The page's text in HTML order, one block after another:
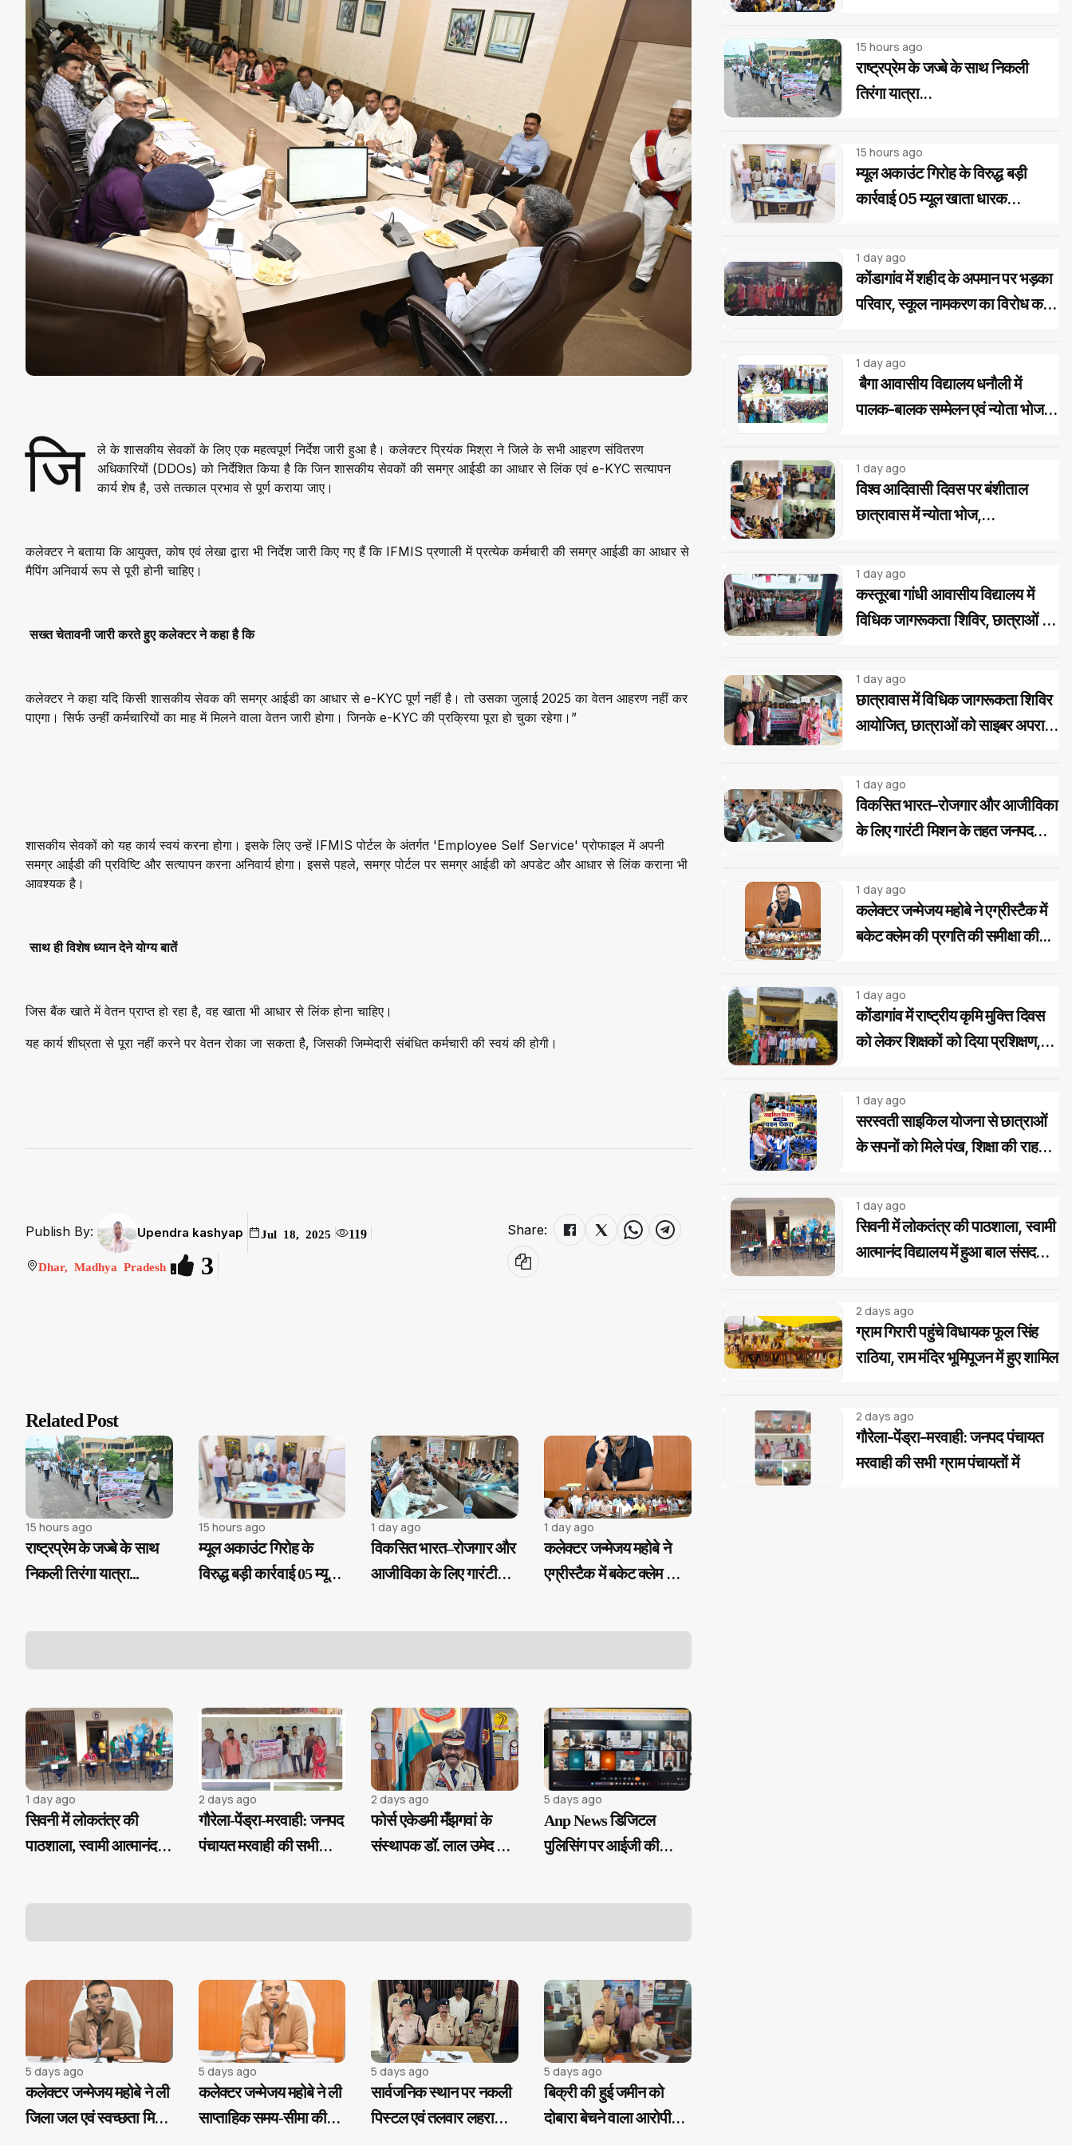
जि
ले के शासकीय सेवकों के लिए एक महत्वपूर्ण निर्देश जारी हुआ है। कलेक्टर प्रियंक मिश्रा ने जिले के सभी आहरण संवितरण
अधिकारियों (DDOs) को निर्देशित किया है कि जिन शासकीय सेवकों की समग्र आईडी का आधार से लिंक एवं e-KYC सत्यापन
कार्य शेष है, उसे तत्काल प्रभाव से पूर्ण कराया जाए।
कलेक्टर ने बताया कि आयुक्त, कोष एवं लेखा द्वारा भी निर्देश जारी किए गए हैं कि IFMIS प्रणाली में प्रत्येक कर्मचारी की समग्र आईडी का आधार से
मैपिंग अनिवार्य रूप से पूरी होनी चाहिए।
सख्त चेतावनी जारी करते हुए कलेक्टर ने कहा है कि
कलेक्टर ने कहा यदि किसी शासकीय सेवक की समग्र आईडी का आधार से e-KYC पूर्ण नहीं है। तो उसका जुलाई 2025 का वेतन आहरण नहीं कर
पाएगा। सिर्फ उन्हीं कर्मचारियों का माह में मिलने वाला वेतन जारी होगा। जिनके e-KYC की प्रक्रिया पूरा हो चुका रहेगा।”
शासकीय सेवकों को यह कार्य स्वयं करना होगा। इसके लिए उन्हें IFMIS पोर्टल के अंतर्गत 'Employee Self Service' प्रोफाइल में अपनी
समग्र आईडी की प्रविष्टि और सत्यापन करना अनिवार्य होगा। इससे पहले, समग्र पोर्टल पर समग्र आईडी को अपडेट और आधार से लिंक कराना भी
आवश्यक है।
साथ ही विशेष ध्यान देने योग्य बातें
जिस बैंक खाते में वेतन प्राप्त हो रहा है, वह खाता भी आधार से लिंक होना चाहिए।
यह कार्य शीघ्रता से पूरा नहीं करने पर वेतन रोका जा सकता है, जिसकी जिम्मेदारी संबंधित कर्मचारी की स्वयं की होगी।
Publish By: Upendra kashyap Jul 18, 2025 119
Dhar, Madhya Pradesh 3
Share:
Related Post
15 hours ago
राष्ट्रप्रेम के जज्बे के साथ
निकली तिरंगा यात्रा...
15 hours ago
म्यूल अकाउंट गिरोह के
विरुद्ध बड़ी कार्रवाई 05 म्यूल
1 day ago
विकसित भारत–रोजगार और
आजीविका के लिए गारंटी
1 day ago
कलेक्टर जन्मेजय महोबे ने
एग्रीस्टैक में बकेट क्लेम की
1 day ago
सिवनी में लोकतंत्र की
पाठशाला, स्वामी आत्मानंद
2 days ago
गौरेला-पेंड्रा-मरवाही: जनपद
पंचायत मरवाही की सभी
2 days ago
फोर्स एकेडमी मँझगवां के
संस्थापक डॉ. लाल उमेद सिंह
5 days ago
Anp News डिजिटल
पुलिसिंग पर आईजी की
5 days ago
कलेक्टर जन्मेजय महोबे ने ली
जिला जल एवं स्वच्छता मिशन
5 days ago
कलेक्टर जन्मेजय महोबे ने ली
साप्ताहिक समय-सीमा की
5 days ago
सार्वजनिक स्थान पर नकली
पिस्टल एवं तलवार लहराकर
5 days ago
बिक्री की हुई जमीन को
दोबारा बेचने वाला आरोपी
15 hours ago
राष्ट्रप्रेम के जज्बे के साथ निकली
तिरंगा यात्रा...
15 hours ago
म्यूल अकाउंट गिरोह के विरुद्ध बड़ी
कार्रवाई 05 म्यूल खाता धारक
1 day ago
कोंडागांव में शहीद के अपमान पर भड़का
परिवार, स्कूल नामकरण का विरोध करने
1 day ago
बैगा आवासीय विद्यालय धनौली में
पालक-बालक सम्मेलन एवं न्योता भोज
1 day ago
विश्व आदिवासी दिवस पर बंशीताल
छात्रावास में न्योता भोज,
1 day ago
कस्तूरबा गांधी आवासीय विद्यालय में
विधिक जागरूकता शिविर, छात्राओं को
के उपाय
1 day ago
छात्रावास में विधिक जागरूकता शिविर
आयोजित, छात्राओं को साइबर अपराध
जानकारी
1 day ago
विकसित भारत–रोजगार और आजीविका
के लिए गारंटी मिशन के तहत जनपद
1 day ago
कलेक्टर जन्मेजय महोबे ने एग्रीस्टैक में
बकेट क्लेम की प्रगति की समीक्षा की...
1 day ago
कोंडागांव में राष्ट्रीय कृमि मुक्ति दिवस
को लेकर शिक्षकों को दिया प्रशिक्षण,
प्रक्रिया
1 day ago
सरस्वती साइकिल योजना से छात्राओं
के सपनों को मिले पंख, शिक्षा की राह
1 day ago
सिवनी में लोकतंत्र की पाठशाला, स्वामी
आत्मानंद विद्यालय में हुआ बाल संसद
2 days ago
ग्राम गिरारी पहुंचे विधायक फूल सिंह
राठिया, राम मंदिर भूमिपूजन में हुए शामिल
2 days ago
गौरेला-पेंड्रा-मरवाही: जनपद पंचायत
मरवाही की सभी ग्राम पंचायतों में